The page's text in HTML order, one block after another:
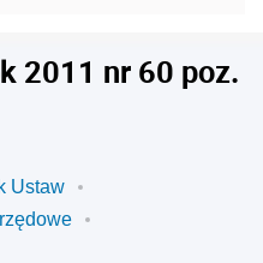
2011 nr 60 poz.
Ustaw